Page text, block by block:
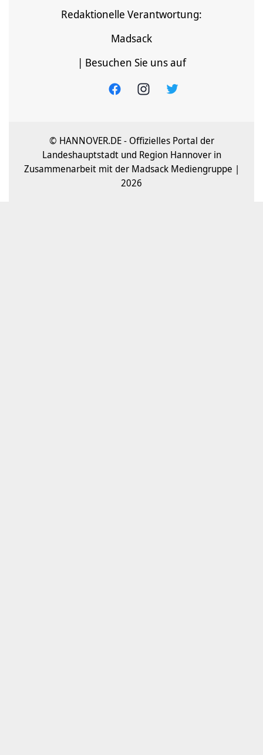
Redaktionelle Verantwortung:
Madsack
| Besuchen Sie uns auf
© HANNOVER.DE - Offizielles Portal der
Landeshauptstadt und Region Hannover in
Zusammenarbeit mit der Madsack Mediengruppe |
2026